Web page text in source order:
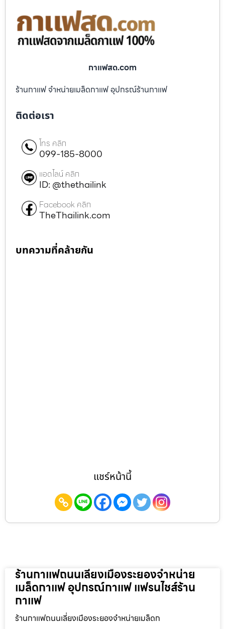
กาแฟสด.com
ร้านกาแฟ จำหน่ายเมล็ดกาแฟ อุปกรณ์ร้านกาแฟ
ติดต่อเรา
โทร คลิก
099-185-8000
แอดไลน์ คลิก
ID: @thethailink
Facebook คลิก
TheThailink.com
บทความที่คล้ายกัน
แชร์หน้านี้
ร้านกาแฟถนนเลี่ยงเมืองระยองจำหน่าย
เมล็ดกาแฟ อุปกรณ์กาแฟ แฟรนไชส์ร้าน
กาแฟ
ร้านกาแฟถนนเลี่ยงเมืองระยองจำหน่ายเมล็ดก